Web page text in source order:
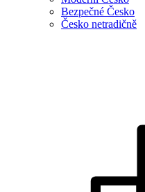
Bezpečné Česko
Česko netradičně